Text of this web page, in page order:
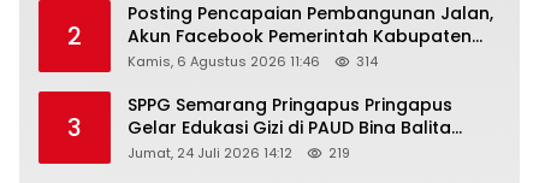
2
Posting Pencapaian Pembangunan Jalan,
Akun Facebook Pemerintah Kabupaten
Rembang “Dirujak” Warganet
Kamis, 6 Agustus 2026 11:46 314
3
SPPG Semarang Pringapus Pringapus
Gelar Edukasi Gizi di PAUD Bina Balita
Peringati Hari Anak Nasional 2026
Jumat, 24 Juli 2026 14:12 219